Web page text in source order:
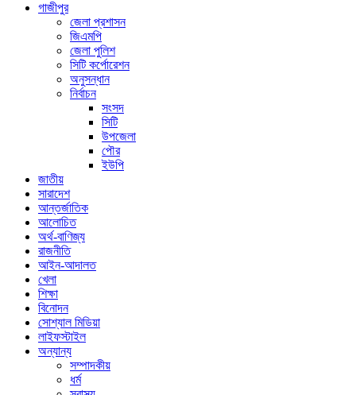
গাজীপুর
জেলা প্রশাসন
জিএমপি
জেলা পুলিশ
সিটি কর্পোরেশন
অনুসন্ধান
নির্বাচন
সংসদ
সিটি
উপজেলা
পৌর
ইউপি
জাতীয়
সারাদেশ
আন্তর্জাতিক
আলোচিত
অর্থ-বাণিজ্য
রাজনীতি
আইন-আদালত
খেলা
শিক্ষা
বিনোদন
সোশ্যাল মিডিয়া
লাইফস্টাইল
অন্যান্য
সম্পাদকীয়
ধর্ম